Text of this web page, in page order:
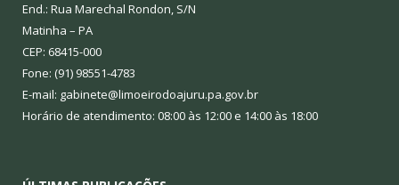
End.: Rua Marechal Rondon, S/N
Matinha – PA
CEP: 68415-000
Fone: (91) 98551-4783
E-mail: gabinete@limoeirodoajuru.pa.gov.br
Horário de atendimento: 08:00 às 12:00 e 14:00 às 18:00